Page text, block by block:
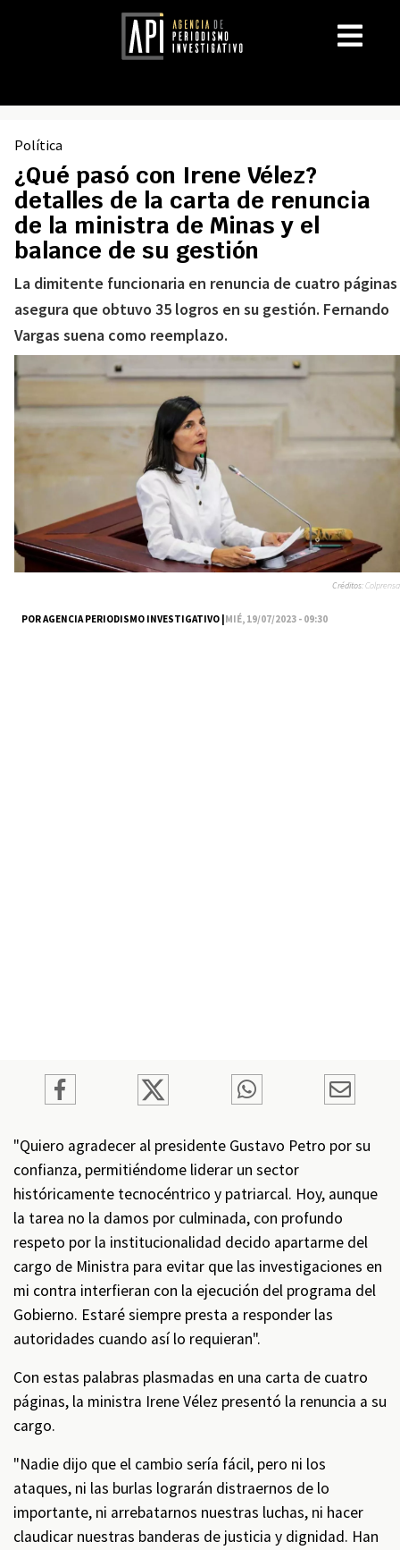
Política
¿Qué pasó con Irene Vélez?
detalles de la carta de renuncia
de la ministra de Minas y el
balance de su gestión
La dimitente funcionaria en renuncia de cuatro páginas
asegura que obtuvo 35 logros en su gestión. Fernando
Vargas suena como reemplazo.
POR AGENCIA PERIODISMO INVESTIGATIVO |MIÉ, 19/07/2023 - 09:30
Créditos:Colprensa
"Quiero agradecer al presidente Gustavo Petro por su
confianza, permitiéndome liderar un sector
históricamente tecnocéntrico y patriarcal. Hoy, aunque
la tarea no la damos por culminada, con profundo
respeto por la institucionalidad decido apartarme del
cargo de Ministra para evitar que las investigaciones en
mi contra interfieran con la ejecución del programa del
Gobierno. Estaré siempre presta a responder las
autoridades cuando así lo requieran".
Con estas palabras plasmadas en una carta de cuatro
páginas, la ministra Irene Vélez presentó la renuncia a su
cargo.
"Nadie dijo que el cambio sería fácil, pero ni los
ataques, ni las burlas lograrán distraernos de lo
importante, ni arrebatarnos nuestras luchas, ni hacer
claudicar nuestras banderas de justicia y dignidad. Han